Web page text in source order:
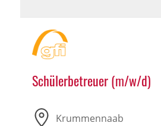
Schülerbetreuer (m/w/d)
Krummennaab